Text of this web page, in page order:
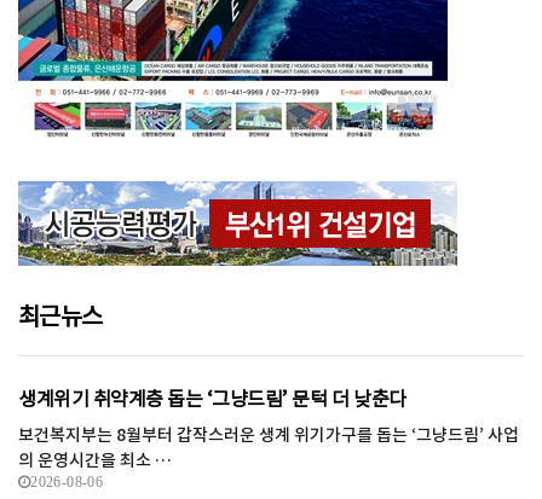
최근뉴스
생계위기 취약계층 돕는 ‘그냥드림’ 문턱 더 낮춘다
보건복지부는 8월부터 갑작스러운 생계 위기가구를 돕는 ‘그냥드림’ 사업
의 운영시간을 최소 …
2026-08-06